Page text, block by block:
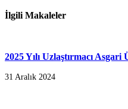
İlgili Makaleler
2025 Yılı Uzlaştırmacı Asgari
31 Aralık 2024